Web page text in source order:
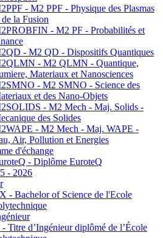
- M2 PPF - Physique des Plasmas
de la Fusion
- M2 PF - Probabilités et
- M2 QD - Dispositifs Quantiques
- M2 QLMN - Quantique,
Materiaux et Nanosciences
- M2 SMNO - Science des
et des Nano-Objets
- M2 Mech - Maj. Solids -
des Solides
- M2 Mech - Maj. WAPE -
Air, Pollution et Energies
d'échange
- Diplôme EuroteQ
- 2026
- Bachelor of Science de l'Ecole
Titre d’Ingénieur diplômé de l’École